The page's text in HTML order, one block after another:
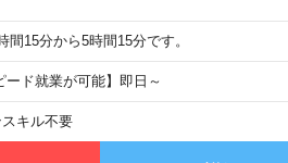
15分から5時間15分です。
ド就業が可能】即日～
キル不要